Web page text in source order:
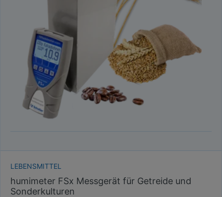
LEBENSMITTEL
humimeter FSx Messgerät für Getreide und
Sonderkulturen